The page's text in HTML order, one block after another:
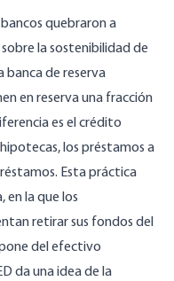
quebraron a
la sostenibilidad de
banca de reserva
en reserva una fracción
es el crédito
los préstamos a
Esta práctica
en la que los
retirar sus fondos del
del efectivo
da una idea de la